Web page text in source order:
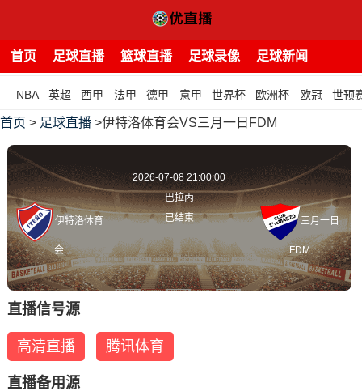
首页 足球直播 篮球直播 足球录像 足球新闻
NBA 英超 西甲 法甲 德甲 意甲 世界杯 欧洲杯 欧冠 世预
首页 > 足球直播 >伊特洛体育会VS三月一日FDM
伊特洛体育
会
2026-07-08 21:00:00
巴拉丙
已结束
三月一日
FDM
直播信号源
高清直播 腾讯体育
直播备用源